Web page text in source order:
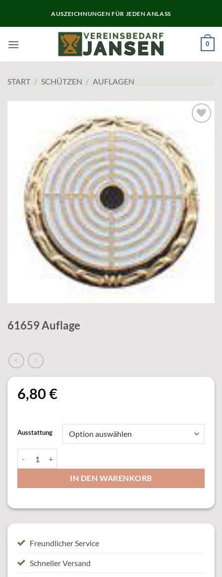
AUSZEICHNUNGEN FÜR JEDEN ANLASS
0
START / SCHÜTZEN / AUFLAGEN
61659 Auflage
6,80 €
Ausstattung
IN DEN WARENKORB
Freundlicher Service
Schneller Versand